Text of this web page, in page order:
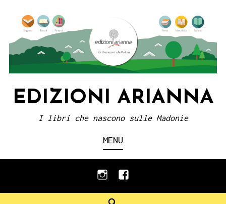
content
EDIZIONI ARIANNA
I libri che nascono sulle Madonie
MENU
instagramfacebook